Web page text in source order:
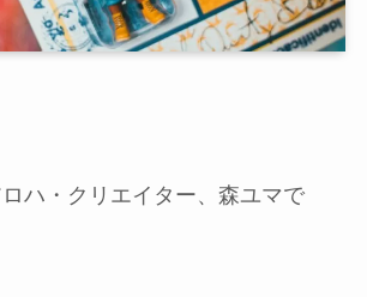
ハ・クリエイター、森ユマで